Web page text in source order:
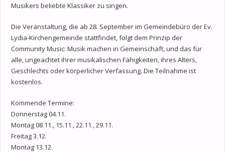
Musikers beliebte Klassiker zu singen.
Die Veranstaltung, die ab 28. September im Gemeindebüro der Ev.
Lydia-Kirchengemeinde stattfindet, folgt dem Prinzip der
Community Music: Musik machen in Gemeinschaft, und das für
alle, ungeachtet ihrer musikalischen Fähigkeiten, ihres Alters,
Geschlechts oder körperlicher Verfassung. Die Teilnahme ist
kostenlos.
Kommende Termine:
Donnerstag 04.11.
Montag 08.11., 15.11., 22.11., 29.11.
Freitag 3.12.
Montag 13.12.